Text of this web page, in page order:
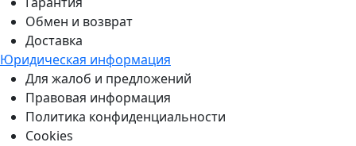
Обмен и возврат
Доставка
Юридическая информация
Для жалоб и предложений
Правовая информация
Политика конфиденциальности
Cookies